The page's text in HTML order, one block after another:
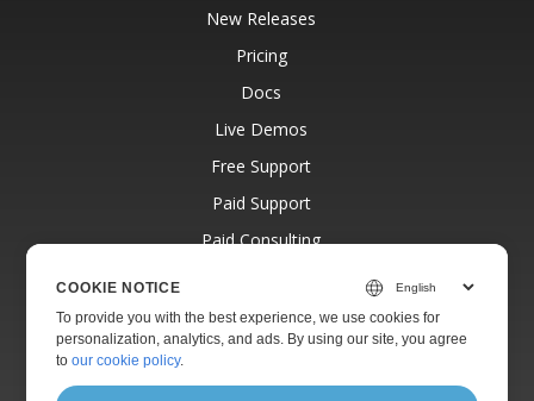
New Releases
Pricing
Docs
Live Demos
Free Support
Paid Support
Paid Consulting
Websites
About
COOKIE NOTICE
To provide you with the best experience, we use cookies for
personalization, analytics, and ads. By using our site, you agree
toour cookie policy.